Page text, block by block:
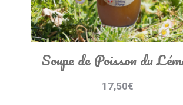
Soupe de Poisson du
17,50€